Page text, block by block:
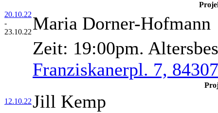
20.10.22
-
23.10.22 Maria Dorner-Hofmann
Zeit: 19:00pm.
Franziskanerpl. 7,
12.10.22Jill Kemp